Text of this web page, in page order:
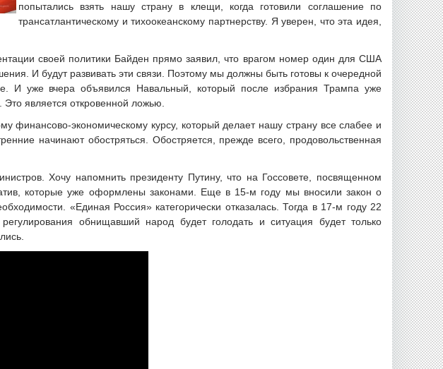
попытались взять нашу страну в клещи, когда готовили соглашение по
трансатлантическому и тихоокеанскому партнерству. Я уверен, что эта идея,
своей политики Байден прямо заявил, что врагом номер один для США
И будут развивать эти связи. Поэтому мы должны быть готовы к очередной
И уже вчера объявился Навальный, который после избрания Трампа уже
является откровенной ложью.
финансово-экономическому курсу, который делает нашу страну все слабее и
начинают обостряться. Обостряется, прежде всего, продовольственная
Хочу напомнить президенту Путину, что на Госсовете, посвященном
которые уже оформлены законами. Еще в 15-м году мы вносили закон о
«Единая Россия» категорически отказалась. Тогда в 17-м году 22
обнищавший народ будет голодать и ситуация будет только